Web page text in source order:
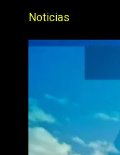
Noticias